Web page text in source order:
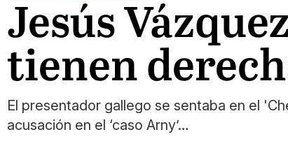
Jesús
tienen
El presentador gallego se sentaba en el
acusación en el ‘caso Arny’…